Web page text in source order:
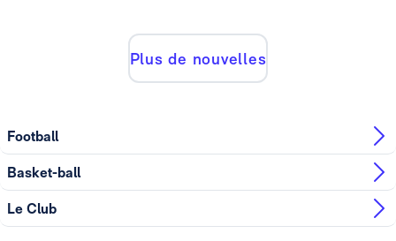
Plus de nouvelles
Football
Basket-ball
Le Club